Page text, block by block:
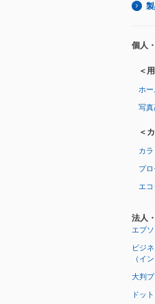
個人
＜
ホ
写真
＜
カ
プ
エ
法人
エプ
ビジ
（イ
大判
ドッ